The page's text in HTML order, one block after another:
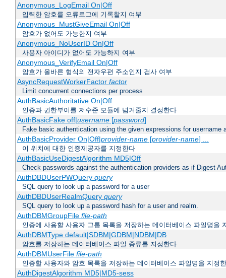
Anonymous_LogEmail On|Off
입력한 암호를 오류로그에 기록할지 여부
Anonymous_MustGiveEmail On|Off
암호가 없어도 가능한지 여부
Anonymous_NoUserID On|Off
사용자 아이디가 없어도 가능하지 여부
Anonymous_VerifyEmail On|Off
암호가 올바른 형식의 전자우편 주소인지 검사 여부
AsyncRequestWorkerFactor factor
Limit concurrent connections per process
AuthBasicAuthoritative On|Off
인증과 권한부여를 저수준 모듈에 넘겨줄지 결정한다
AuthBasicFake off|username[password]
Fake basic authentication using the given expressions for username
AuthBasicProvider On|Off|provider-name[provider-name] ...
이 위치에 대한 인증제공자를 지정한다
AuthBasicUseDigestAlgorithm MD5|Off
Check passwords against the authentication providers as if Digest
AuthDBDUserPWQuery query
SQL query to look up a password for a user
AuthDBDUserRealmQuery query
SQL query to look up a password hash for a user and realm.
AuthDBMGroupFile file-path
인증에 사용할 사용자 그룹 목록을 저장하는 데이터베이스 파일명을
AuthDBMType default|SDBM|GDBM|NDBM|DB
암호를 저장하는 데이터베이스 파일 종류를 지정한다
AuthDBMUserFile file-path
인증할 사용자와 암호 목록을 저장하는 데이터베이스 파일명을 지정
AuthDigestAlgorithm MD5|MD5-sess